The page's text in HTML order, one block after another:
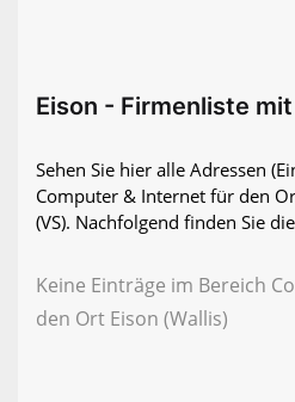
Eison - Firmenliste
Sehen Sie hier alle Adressen
Computer & Internet für den
(VS). Nachfolgend finden Sie
Keine Einträge im Bereich
den Ort Eison (Wallis)